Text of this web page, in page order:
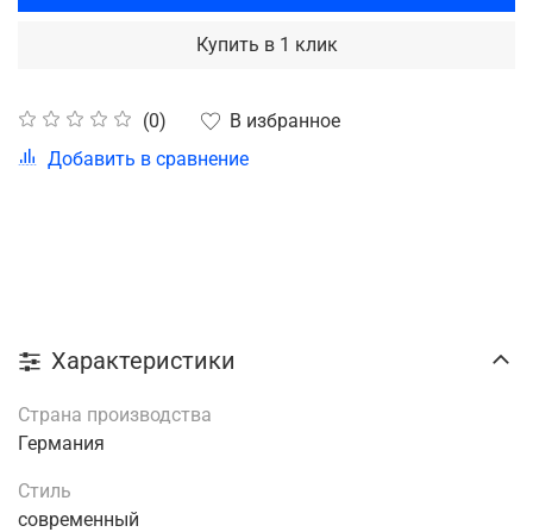
(0)
В избранное
Добавить в сравнение
Купить в 1 клик
Характеристики
Страна производства
Германия
Стиль
современный